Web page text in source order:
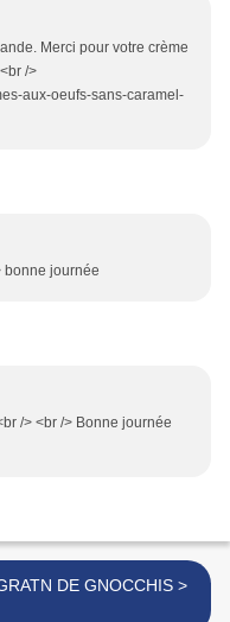
Merci pour votre crème
/>
aux-oeufs-sans-caramel-
bonne journée
/> <br /> Bonne journée
GRATN DE GNOCCHIS >